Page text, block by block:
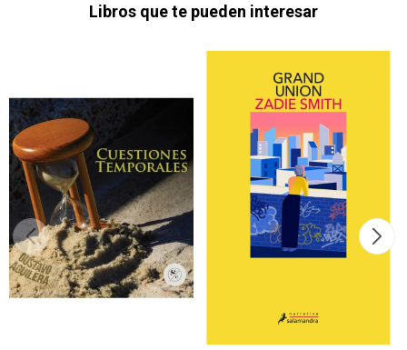
Libros que te pueden interesar